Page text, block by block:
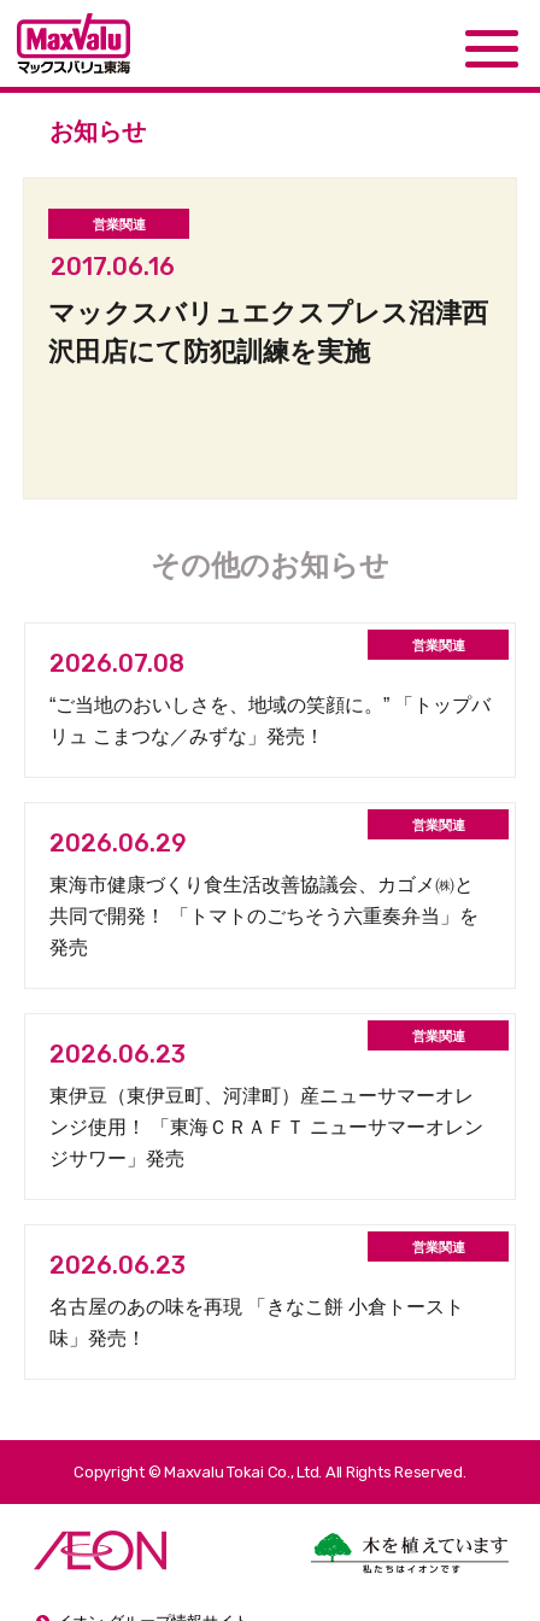
お知らせ
2017.06.16
マックスバリュエクスプレス沼津西
沢田店にて防犯訓練を実施
その他のお知らせ
2026.07.08
“ご当地のおいしさを、地域の笑顔に。” 「トップバ
リュ こまつな／みずな」発売！
2026.06.29
東海市健康づくり食生活改善協議会、カゴメ㈱と
共同で開発！ 「トマトのごちそう六重奏弁当」を
発売
2026.06.23
東伊豆（東伊豆町、河津町）産ニューサマーオレ
ンジ使用！ 「東海ＣＲＡＦＴ ニューサマーオレン
ジサワー」発売
2026.06.23
名古屋のあの味を再現 「きなこ餅 小倉トースト
味」発売！
Copyright © Maxvalu Tokai Co., Ltd. All Rights Reserved.